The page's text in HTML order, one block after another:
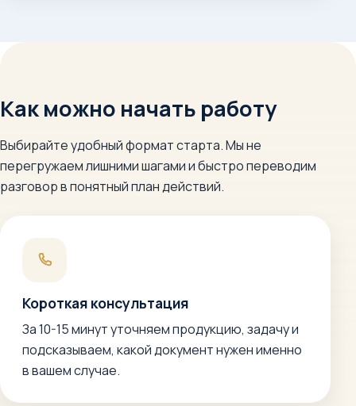
Как можно начать работу
Выбирайте удобный формат старта. Мы не
перегружаем лишними шагами и быстро переводим
разговор в понятный план действий.
Короткая консультация
За 10-15 минут уточняем продукцию, задачу и
подсказываем, какой документ нужен именно
в вашем случае.